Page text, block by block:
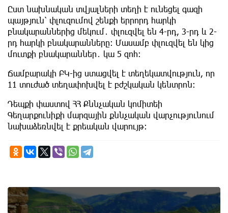
Ըստ նախնական տվյալների տեղի է ունեցել գազի
պայթյուն՝ փլուզումով շենքի երրորդ հարկի
բնակարաններից մեկում․ փլուզվել են 4-րդ, 3-րդ և 2-
րդ հարկի բնակարանները։ Մասամբ փլուզվել են կից
մուտքի բնակարաններ․ կա 5 զոհ։
Ճամբարակի ԲԿ-ից ստացվել է տեղեկատվություն, որ
11 տուժած տեղափոխվել է բժշկական կենտրոն։
Դեպքի փաստով ՀՀ Քննչական կոմիտեի
Գեղարքունիքի մարզային քննչական վարչությունում
նախաձեռնվել է քրեական վարույթ։